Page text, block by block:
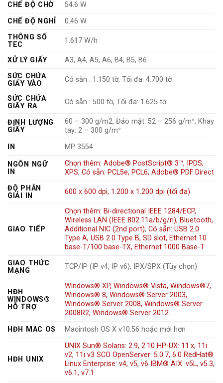
CHẾ ĐỘ CHỜ
54.6 W
CHẾ ĐỘ NGHỈ
0.46 W
THÔNG SỐ
TEC
1.617 W/h
XỬ LÝ GIẤY
A3, A4, A5, A6, B4, B5, B6
SỨC CHỨA
GIẤY VÀO
Có sẵn : 1.150 tờ, Tối đa: 4.700 tờ
SỨC CHỨA
GIẤY RA
Có sẵn : 500 tờ, Tối đa: 1.625 tờ
ĐỊNH LƯỢNG
GIẤY
60 – 300 g/m2, Đảo mặt: 52 – 256 g/m², Khay
tay: 2 – 300 g/m²
IN
MP 3554
NGÔN NGỮ
IN
Chọn thêm: Adobe® PostScript® 3™, IPDS,
XPS,Có sẵn: PCL5e, PCL6, Adobe® PDF Direct
ĐỘ PHÂN
GIẢI IN
600 x 600 dpi, 1.200 x 1.200 dpi (tối đa)
GIAO TIẾP
Chọn thêm: Bi-directional IEEE 1284/ECP,
Wireless LAN (IEEE 802.11a/b/g/n), Bluetooth,
Additional NIC (2nd port),Có sẵn: USB 2.0
Type A, USB 2.0 Type B, SD slot, Ethernet 10
base-T/100 base-TX, Ethernet 1000 Base-T
GIAO THỨC
MẠNG
TCP/IP (IP v4, IP v6), IPX/SPX (Tùy chọn)
HĐH
WINDOWS®
HỖ TRỢ
Windows® XP, Windows® Vista, Windows®7,
Windows® 8, Windows® Server 2003,
Windows® Server 2008, Windows® Server
2008R2, Windows® Server 2012
HĐH MAC OS
Macintosh OS X v10.56 hoặc mới hơn
HĐH UNIX
UNIX Sun® Solaris: 2.9, 2.10 HP-UX: 11.x, 11i
v2, 11i v3 SCO OpenServer: 5.0.7, 6.0 RedHat®
Linux Enterprise: v4, v5, v6 IBM® AIX: v5L, v5.3,
v6.1, v7.1